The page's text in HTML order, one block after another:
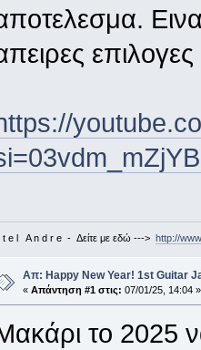
t e l A n d r e - Δείτε με εδώ ---> http://
Απ: Happy New Year! 1st Guitar
« Απάντηση #1 στις: 07/01/25, 14:04 »
το 2025